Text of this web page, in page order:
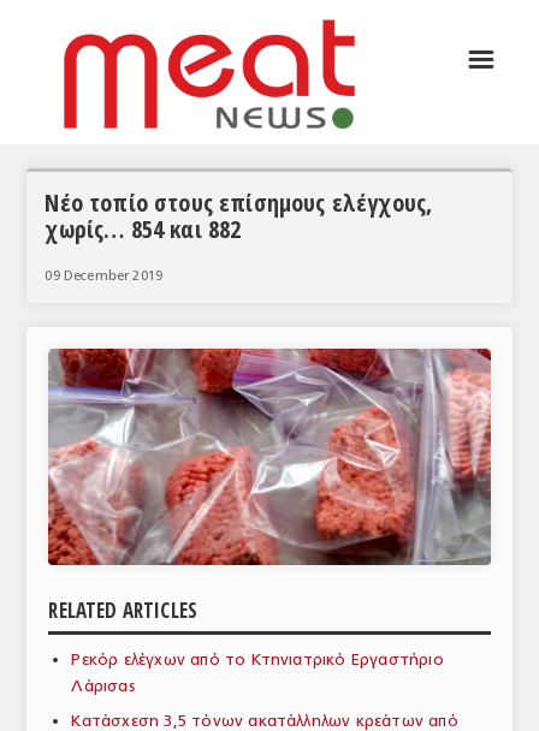
ΣΥΝΕΝΤΕΥΞΕΙΣ
ΘΕΜΑΤΑ
ΚΟΣΜΟΣ
ΕΙΔΗΣΕΙΣ
ΕΥΡΩΠΑΪΚΕΣ ΑΠΟΦΑΣΕΙΣ
ΘΕΜΑΤΑ
ΕΜΠΟΡΙΚΟΣ ΚΑΤΑΛΟΓΟΣ
ΠΑΡΑΓΩΓΗ & ΕΜΠΟΡΙΑ
ΣΦΑΓΕΙΑ
☰
Νέο τοπίο στους επίσημους ελέγχους,
χωρίς… 854 και 882
09 December 2019
RELATED ARTICLES
Ρεκόρ ελέγχων από το Κτηνιατρικό Εργαστήριο
Λάρισας
Κατάσχεση 3,5 τόνων ακατάλληλων κρεάτων από